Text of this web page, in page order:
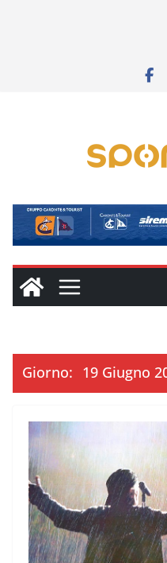
Giorno: 19 Giugno